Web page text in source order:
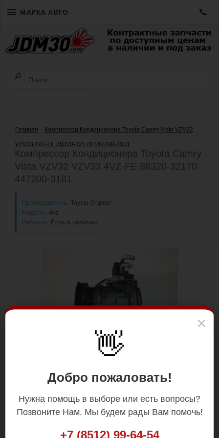
МАРКА АВТО 📞
×
👋
Добро пожаловать!
Нужна помощь в выборе или есть вопросы?
Позвоните Нам. Мы будем рады Вам помочь!
+7 (8512) 99-64-54
Главная Компрессор Кондиционера Toyota Сamry Vista VZV32
VZV33 4VZ-FE 88320-32170 447200-3181
Компрессор Кондиционера Toyota Сamry
Vista VZV32 VZV33 4VZ-FE 88320-32170
447200-3181
Производитель: Toyota Original
Модель: 4vz
Наличие: Есть в наличии